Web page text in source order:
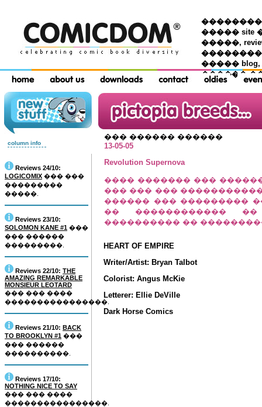
���������
����� site
�����,
����� blog,
������
column info
Reviews 24/10:
LOGICOMIX ��� ���
���������
�����.
Reviews 23/10:
SOLOMON KANE #1 ���
��� ������
���������.
Reviews 22/10: THE
AMAZING REMARKABLE
MONSIEUR LEOTARD
��� ��� ����
����������������.
Reviews 21/10: BACK
TO BROOKLYN #1 ���
��� ������
����������.
Reviews 17/10:
NOTHING NICE TO SAY
��� ��� ����
����������������.
��� ������ ������
13-05-05
Revolution Supernova
���� ������� ���
��� ��� ���
������ ��� ���������
�� ������������
���������� ��
HEART OF EMPIRE
Writer/Artist: Bryan Talbot
Colorist: Angus McKie
Letterer: Ellie DeVille
Dark Horse Comics